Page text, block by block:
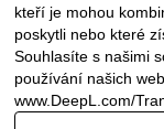
kteří je mohou
poskytli nebo které
Souhlasíte s našimi
používání našich
www.DeepL.com/